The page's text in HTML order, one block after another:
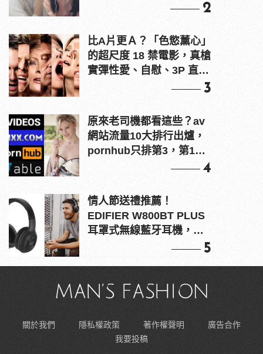
2
比A片更Ａ？「色慾薰心」
的超尺度 18 禁電影，真槍
實彈性愛、自慰、3P 直接
3
原來老司機都看這些？av
網站流量10大排行出爐，
pornhub只排第3，第1名
4
情人節送禮推薦！
EDIFIER W800BT PLUS
耳罩式無線藍牙耳機，在
5
關於我們 隱私權政策 著作權聲明
廣告合作
我要投稿